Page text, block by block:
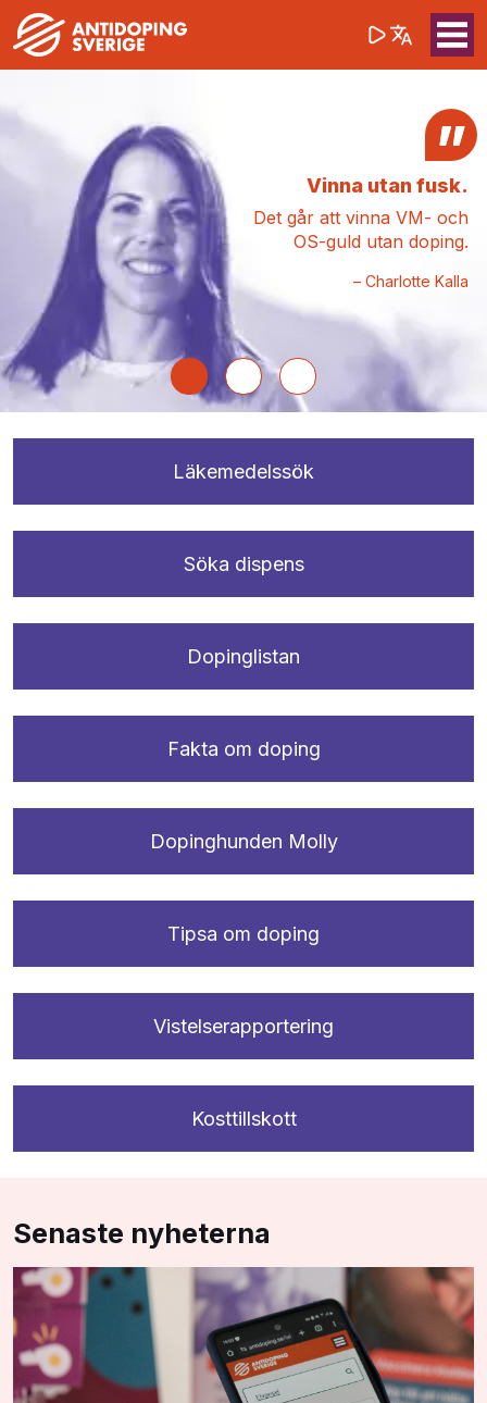
Sök på(opens in a
Vinna utan fusk.
Det går att vinna VM- och
OS-guld utan doping.
Charlotte Kalla
Läkemedelssök
Söka dispens
Dopinglistan
Fakta om doping
Dopinghunden Molly
Tipsa om doping
Vistelserapportering
Kosttillskott
Senaste nyheterna